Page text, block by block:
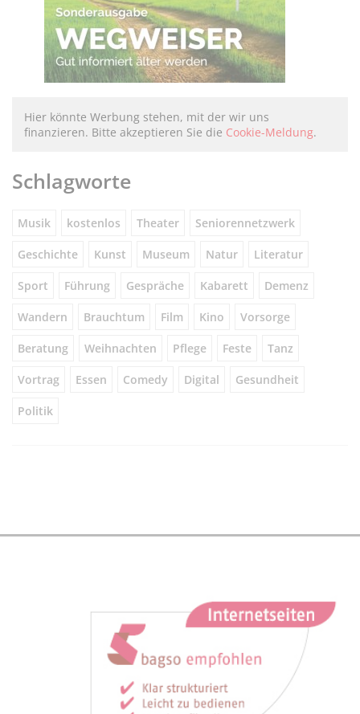
Hier könnte Werbung stehen, mit der wir uns
finanzieren. Bitte akzeptieren Sie die Cookie-Meldung.
Schlagworte
Musik kostenlos Theater Seniorennetzwerk
Geschichte Kunst Museum Natur Literatur
Sport Führung Gespräche Kabarett Demenz
Wandern Brauchtum Film Kino Vorsorge
Beratung Weihnachten Pflege Feste Tanz
Vortrag Essen Comedy Digital Gesundheit
Politik